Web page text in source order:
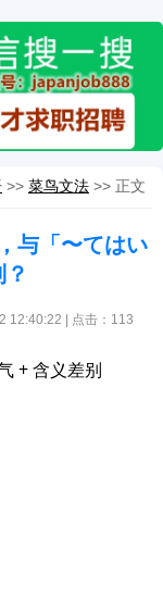
>> 菜鸟文法 >> 正文
与「〜てはい
12:40:22 | 点击： 113
+ 含义差别